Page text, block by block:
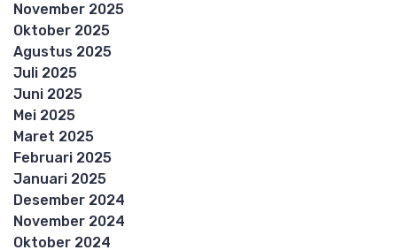
November 2025
Oktober 2025
Agustus 2025
Juli 2025
Juni 2025
Mei 2025
Maret 2025
Februari 2025
Januari 2025
Desember 2024
November 2024
Oktober 2024